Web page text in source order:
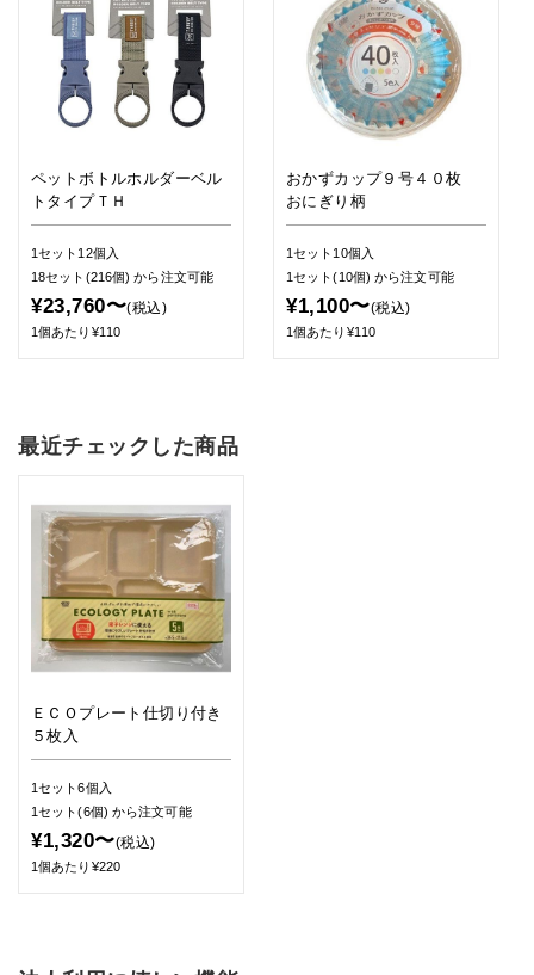
ペットボトルホルダーベル
トタイプＴＨ
1セット12個入
18セット(216個)から注文可能
¥23,760〜(税込)
1個あたり¥110
おかずカップ９号４０枚
おにぎり柄
1セット10個入
1セット(10個)から注文可能
¥1,100〜(税込)
1個あたり¥110
最近チェックした商品
ＥＣＯプレート仕切り付き
５枚入
1セット6個入
1セット(6個) から注文可能
¥1,320〜(税込)
1個あたり¥220